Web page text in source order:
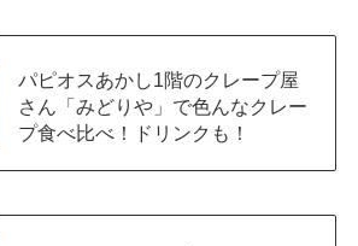
パピオスあかし1階のクレープ屋
さん「みどりや」で色んなクレー
プ食べ比べ！ドリンクも！